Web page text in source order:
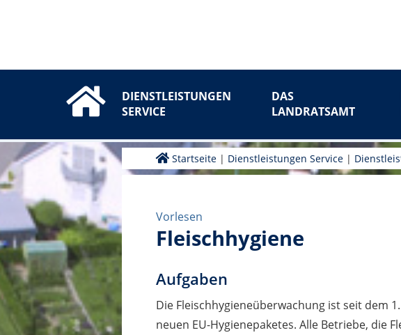
DIENSTLEISTUNGEN
SERVICE
DAS
LANDRATSAMT
Startseite | Dienstleistungen Service |
Vorlesen
Fleischhygiene
Aufgaben
Die Fleischhygieneüberwachung ist seit dem
neuen EU-Hygienepaketes. Alle Betriebe, die